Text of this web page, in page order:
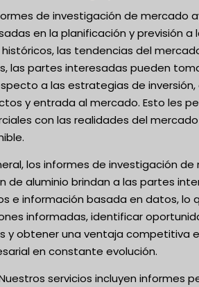
de investigación de mercado
en la planificación y previsión a
las tendencias del
las partes interesadas pueden
a las estrategias de inversión,
y entrada al mercado. Esto les
con las realidades del
los informes de investigación
de aluminio brindan a las partes
e información basada en datos, lo
informadas, identificar
y obtener una ventaja competitiva
en constante evolución.
servicios incluyen informes